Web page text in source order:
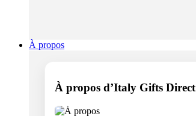
À propos
À propos d’Italy Gifts Direct